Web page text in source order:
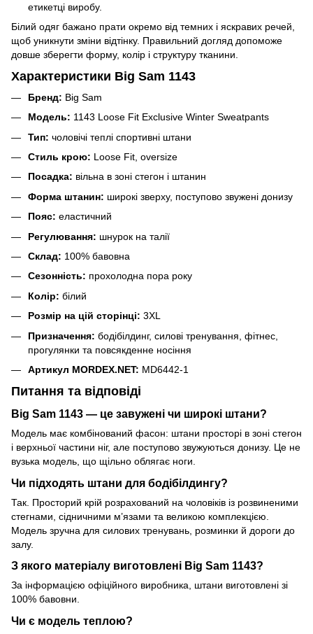
етикетці виробу.
Білий одяг бажано прати окремо від темних і яскравих речей,
щоб уникнути зміни відтінку. Правильний догляд допоможе
довше зберегти форму, колір і структуру тканини.
Характеристики Big Sam 1143
Бренд: Big Sam
Модель: 1143 Loose Fit Exclusive Winter Sweatpants
Тип: чоловічі теплі спортивні штани
Стиль крою: Loose Fit, oversize
Посадка: вільна в зоні стегон і штанин
Форма штанин: широкі зверху, поступово звужені донизу
Пояс: еластичний
Регулювання: шнурок на талії
Склад: 100% бавовна
Сезонність: прохолодна пора року
Колір: білий
Розмір на цій сторінці: 3XL
Призначення: бодібілдинг, силові тренування, фітнес,
прогулянки та повсякденне носіння
Артикул MORDEX.NET: MD6442-1
Питання та відповіді
Big Sam 1143 — це завужені чи широкі штани?
Модель має комбінований фасон: штани просторі в зоні стегон
і верхньої частини ніг, але поступово звужуються донизу. Це не
вузька модель, що щільно облягає ноги.
Чи підходять штани для бодібілдингу?
Так. Просторий крій розрахований на чоловіків із розвиненими
стегнами, сідничними м’язами та великою комплекцією.
Модель зручна для силових тренувань, розминки й дороги до
залу.
З якого матеріалу виготовлені Big Sam 1143?
За інформацією офіційного виробника, штани виготовлені зі
100% бавовни.
Чи є модель теплою?